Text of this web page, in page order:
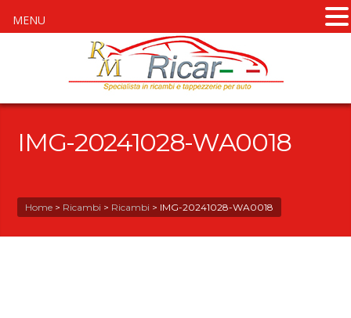
IMG-20241028-WA0018
Home > Ricambi > Ricambi > IMG-20241028-WA0018
MENU